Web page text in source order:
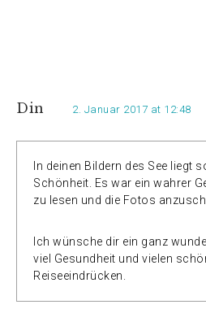
Din 2. Januar 2017 at 12:48
In deinen Bildern des See liegt
Schönheit. Es war ein wahrer
zu lesen und die Fotos
Ich wünsche dir ein ganz
viel Gesundheit und vielen
Reiseeindrücken.